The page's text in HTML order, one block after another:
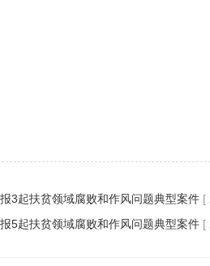
3起扶贫领域腐败和作风问题典型案件 [
5起扶贫领域腐败和作风问题典型案件 [